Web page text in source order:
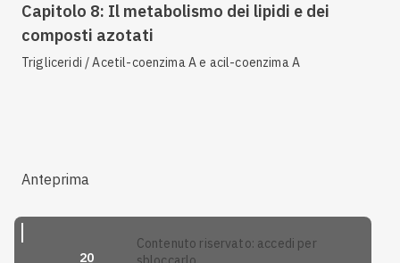
Capitolo 8: Il metabolismo dei lipidi e dei
composti azotati
Trigliceridi / Acetil-coenzima A e acil-coenzima A
Anteprima
20
contenuto riservato: accedi per